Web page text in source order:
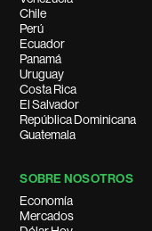
Chile
Perú
Ecuador
Panamá
Uruguay
Costa Rica
El Salvador
República Dominicana
Guatemala
SOBRE NOSOTROS
Economía
Mercados